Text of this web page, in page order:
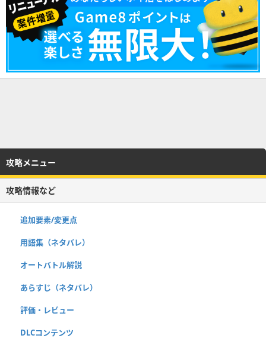
攻略メニュー
攻略情報など
追加要素/変更点
用語集（ネタバレ）
オートバトル解説
あらすじ（ネタバレ）
評価・レビュー
DLCコンテンツ